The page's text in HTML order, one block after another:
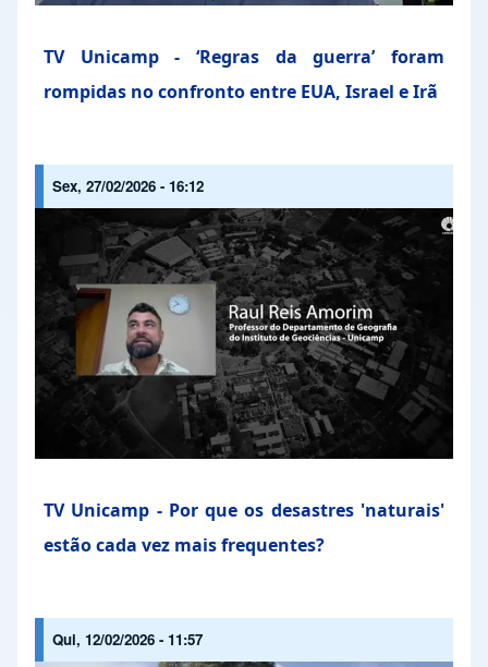
TV Unicamp - ‘Regras da guerra’ foram
rompidas no confronto entre EUA, Israel e Irã
Sex, 27/02/2026 - 16:12
TV Unicamp - Por que os desastres 'naturais'
estão cada vez mais frequentes?
Qui, 12/02/2026 - 11:57